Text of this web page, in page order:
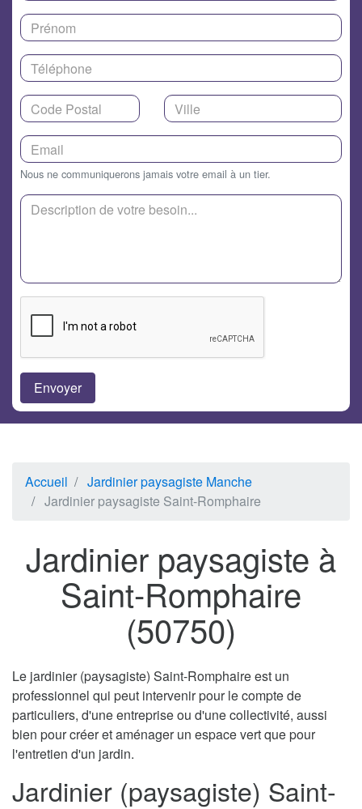
Nous ne communiquerons jamais votre email à un tier.
Accueil
Jardinier paysagiste Manche
Jardinier paysagiste Saint-Romphaire
Jardinier paysagiste à
Saint-Romphaire
(50750)
Le jardinier (paysagiste) Saint-Romphaire est un
professionnel qui peut intervenir pour le compte de
particuliers, d'une entreprise ou d'une collectivité, aussi
bien pour créer et aménager un espace vert que pour
l'entretien d'un jardin.
Jardinier (paysagiste) Saint-